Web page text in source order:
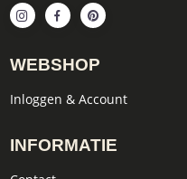
WEBSHOP
Inloggen & Account
INFORMATIE